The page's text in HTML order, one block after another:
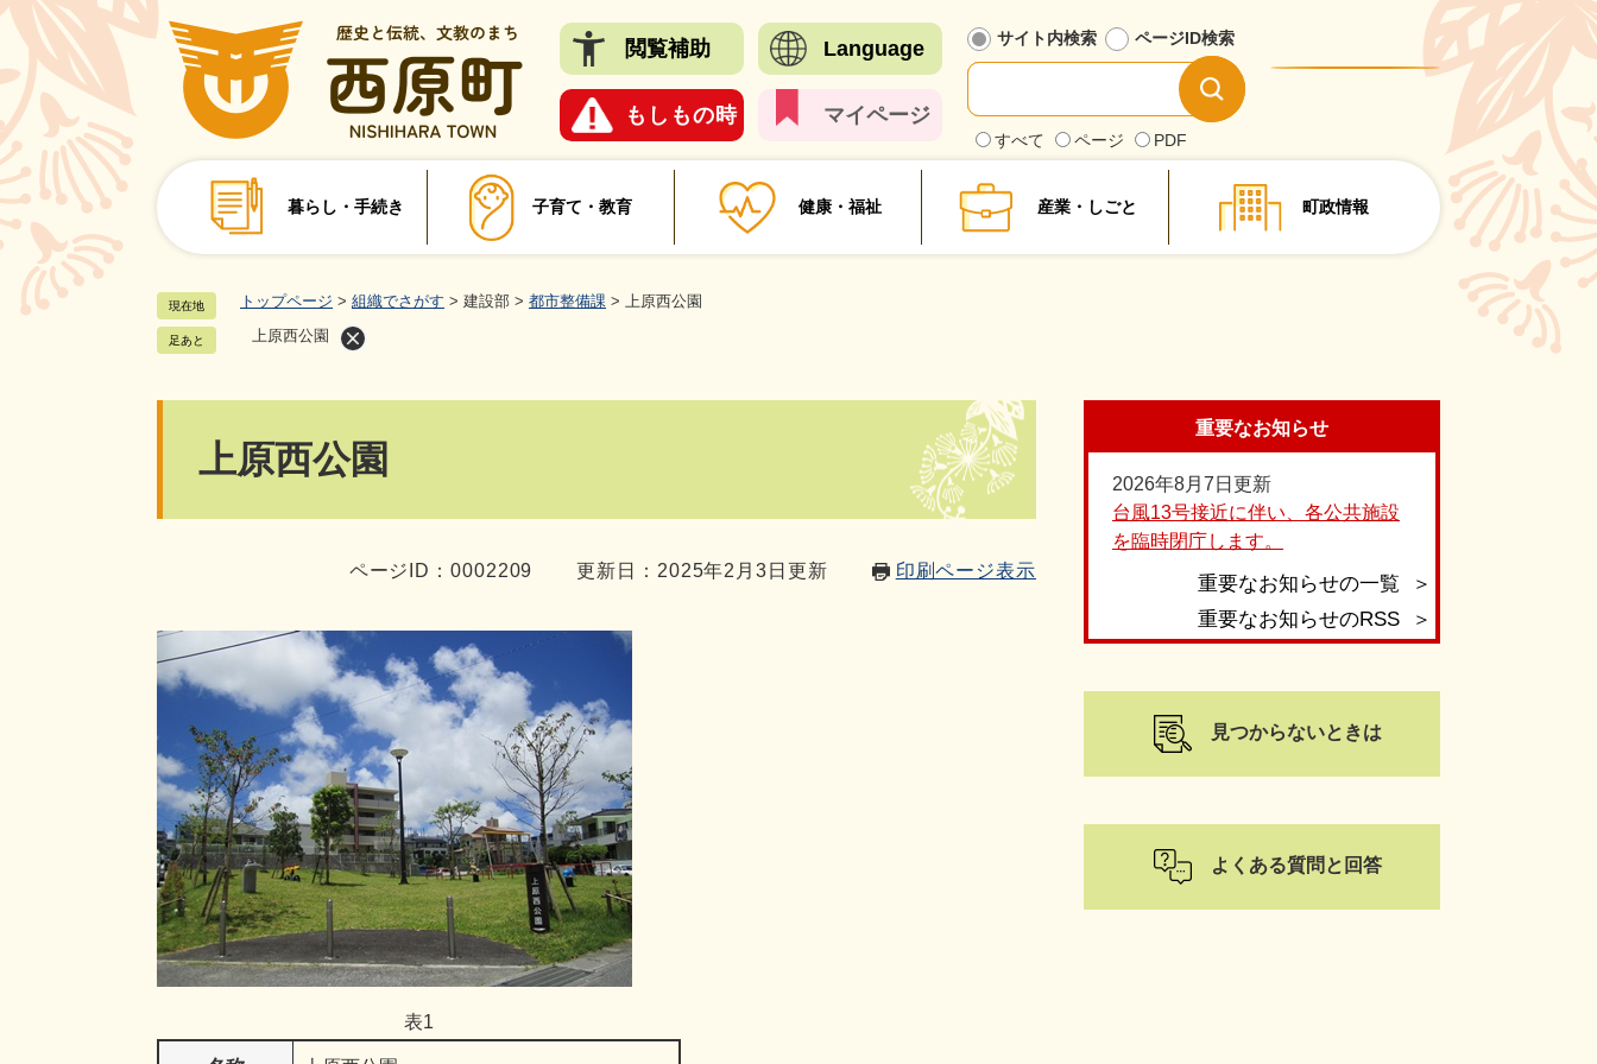
ペ
ジ
先
頭
で
。
閲覧補助 Language
もしもの時 マイページ
サイト内検索
検
索
対
象
すべて ページ PDF
ページID検索
探
暮らし・手続き 子育て・教育 健康・福祉 産業・しごと 町政情報
現在地 トップページ > 組織でさがす > 建設部 > 都市整備課 > 上原西公園
足あと 上原西公園
上原西公園
ページID：0002209 更新日：2025年2月3日更新 印刷ページ表示
表1
重要なお知らせ
2026年8月7日更新
台風13号接近に伴い、各公共施設
を臨時閉庁します。
重要なお知らせの一覧
重要なお知らせのRSS
見つからないときは
よくある質問と回答